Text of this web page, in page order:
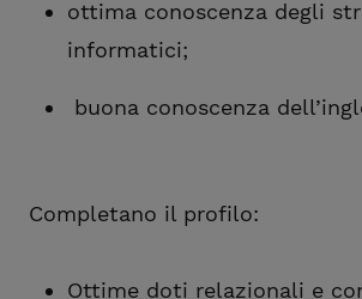
ottima conoscenza degli
informatici;
buona conoscenza
Completano il profilo:
Ottime doti relazionali e